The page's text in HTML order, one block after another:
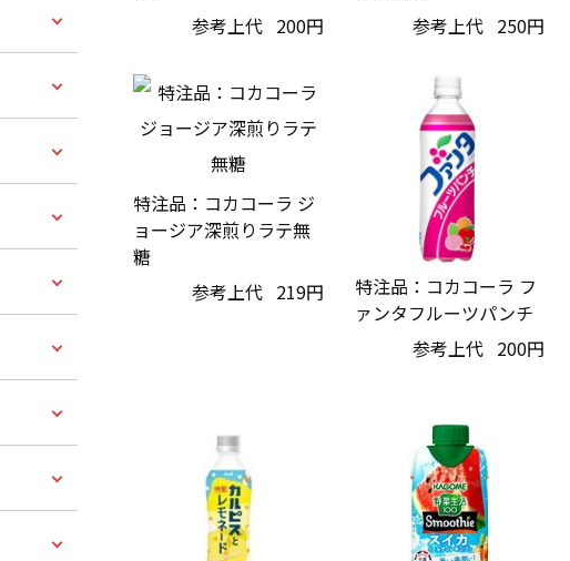
参考上代 200円
参考上代 250円
特注品：コカコーラ ジ
ョージア深煎りラテ無
糖
参考上代 219円
特注品：コカコーラ フ
ァンタフルーツパンチ
参考上代 200円